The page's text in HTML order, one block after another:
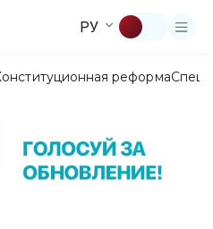
РУ
реформа